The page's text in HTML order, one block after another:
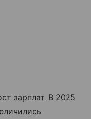
зарплат. В 2025